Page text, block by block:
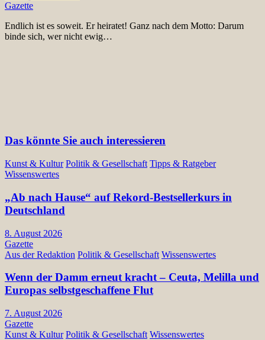
Gazette
Endlich ist es soweit. Er heiratet! Ganz nach dem Motto: Darum
binde sich, wer nicht ewig…
Das könnte Sie auch interessieren
Kunst & Kultur Politik & Gesellschaft Tipps & Ratgeber
Wissenswertes
„Ab nach Hause“ auf Rekord-Bestsellerkurs in
Deutschland
8. August 2026
Gazette
Aus der Redaktion Politik & Gesellschaft Wissenswertes
Wenn der Damm erneut kracht – Ceuta, Melilla und
Europas selbstgeschaffene Flut
7. August 2026
Gazette
Kunst & Kultur Politik & Gesellschaft Wissenswertes